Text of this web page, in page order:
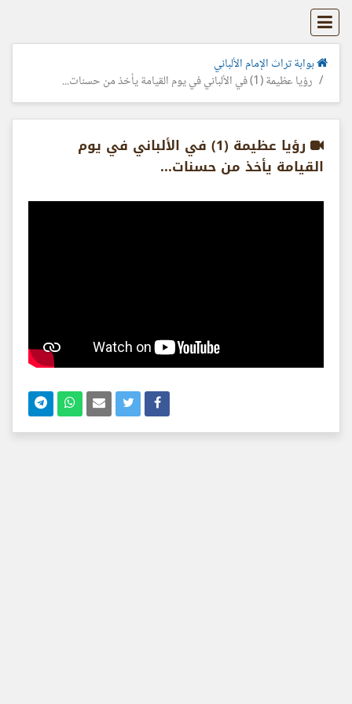
بوابة تراث الإمام الألباني
رؤيا عظيمة (1) في الألباني في يوم القيامة يأخذ من حسنات...
رؤيا عظيمة (1) في الألباني في يوم
القيامة يأخذ من حسنات...